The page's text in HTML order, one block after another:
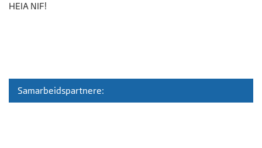
HEIA NIF!
Samarbeidspartnere: